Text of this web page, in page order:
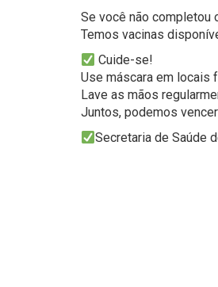
Se você não completou
Temos vacinas
Cuide-se!
Use máscara em locais
Lave as mãos
Juntos, podemos
Secretaria de Saúde